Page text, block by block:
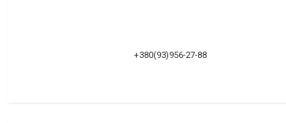
+380(93)956-27-88